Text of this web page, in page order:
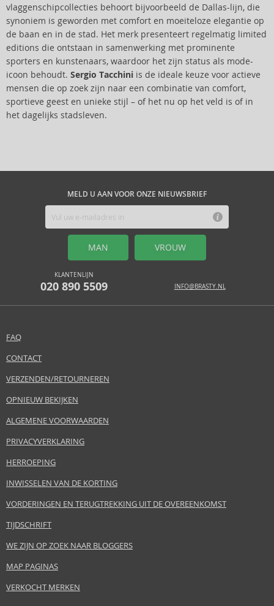
vlaggenschipcollecties behoort bijvoorbeeld de Dallas-lijn, die
synoniem is geworden met comfort en moeiteloze elegantie op
de baan en in de stad. Het merk presenteert regelmatig limited
editions die ontstaan in samenwerking met prominente
sporters en kunstenaars, waardoor het zijn status als mode-
icoon behoudt. Sergio Tacchini is de ideale keuze voor actieve
mensen die op zoek zijn naar een combinatie van comfort,
sportieve geest en unieke stijl – of het nu op het veld is of in
het dagelijks stadsleven.
MELD U AAN VOOR ONZE NIEUWSBRIEF
MAN VROUW
KLANTENLIJN
020 890 5509 INFO@BRASTY.NL
FAQ
CONTACT
VERZENDEN/RETOURNEREN
OPNIEUW BEKIJKEN
ALGEMENE VOORWAARDEN
PRIVACYVERKLARING
HERROEPING
INWISSELEN VAN DE KORTING
VORDERINGEN EN TERUGTREKKING UIT DE OVEREENKOMST
TIJDSCHRIFT
WE ZIJN OP ZOEK NAAR BLOGGERS
MAP PAGINAS
VERKOCHT MERKEN